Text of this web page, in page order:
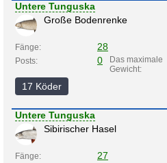
Untere Tunguska
Große Bodenrenke
Fänge: 28
Posts: 0
Das maximale
Gewicht:
17 Köder
Untere Tunguska
Sibirischer Hasel
Fänge: 27